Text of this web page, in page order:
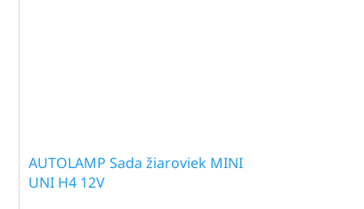
AUTOLAMP Sada žiaroviek MINI
UNI H4 12V